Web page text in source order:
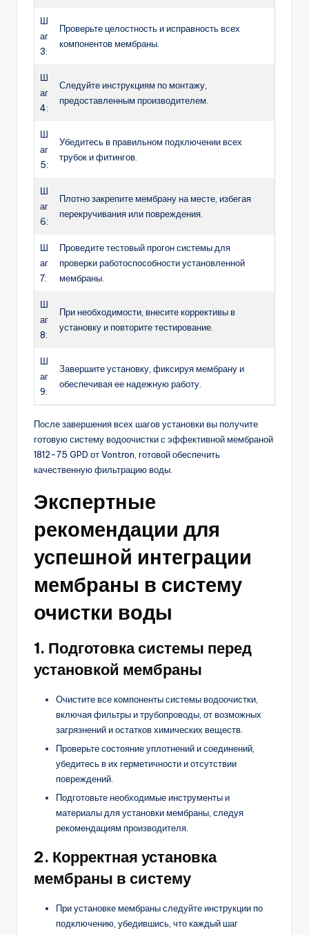
Ш
аг
3:
Проверьте целостность и исправность всех
компонентов мембраны.
Ш
аг
4:
Следуйте инструкциям по монтажу,
предоставленным производителем.
Ш
аг
5:
Убедитесь в правильном подключении всех
трубок и фитингов.
Ш
аг
6:
Плотно закрепите мембрану на месте, избегая
перекручивания или повреждения.
Ш
аг
7:
Проведите тестовый прогон системы для
проверки работоспособности установленной
мембраны.
Ш
аг
8:
При необходимости, внесите коррективы в
установку и повторите тестирование.
Ш
аг
9:
Завершите установку, фиксируя мембрану и
обеспечивая ее надежную работу.
После завершения всех шагов установки вы получите
готовую систему водоочистки с эффективной мембраной
1812-75 GPD от Vontron, готовой обеспечить
качественную фильтрацию воды.
Экспертные
рекомендации для
успешной интеграции
мембраны в систему
очистки воды
1. Подготовка системы перед
установкой мембраны
Очистите все компоненты системы водоочистки,
включая фильтры и трубопроводы, от возможных
загрязнений и остатков химических веществ.
Проверьте состояние уплотнений и соединений,
убедитесь в их герметичности и отсутствии
повреждений.
Подготовьте необходимые инструменты и
материалы для установки мембраны, следуя
рекомендациям производителя.
2. Корректная установка
мембраны в систему
При установке мембраны следуйте инструкции по
подключению, убедившись, что каждый шаг